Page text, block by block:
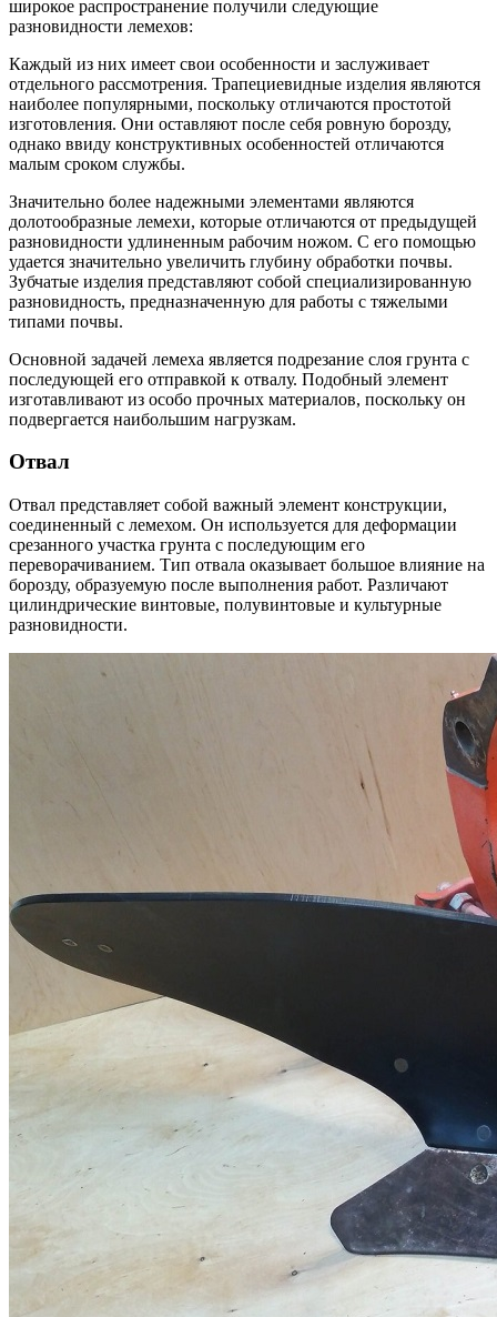
широкое распространение получили следующие
разновидности лемехов:
Каждый из них имеет свои особенности и заслуживает
отдельного рассмотрения. Трапециевидные изделия являются
наиболее популярными, поскольку отличаются простотой
изготовления. Они оставляют после себя ровную борозду,
однако ввиду конструктивных особенностей отличаются
малым сроком службы.
Значительно более надежными элементами являются
долотообразные лемехи, которые отличаются от предыдущей
разновидности удлиненным рабочим ножом. С его помощью
удается значительно увеличить глубину обработки почвы.
Зубчатые изделия представляют собой специализированную
разновидность, предназначенную для работы с тяжелыми
типами почвы.
Основной задачей лемеха является подрезание слоя грунта с
последующей его отправкой к отвалу. Подобный элемент
изготавливают из особо прочных материалов, поскольку он
подвергается наибольшим нагрузкам.
Отвал
Отвал представляет собой важный элемент конструкции,
соединенный с лемехом. Он используется для деформации
срезанного участка грунта с последующим его
переворачиванием. Тип отвала оказывает большое влияние на
борозду, образуемую после выполнения работ. Различают
цилиндрические винтовые, полувинтовые и культурные
разновидности.